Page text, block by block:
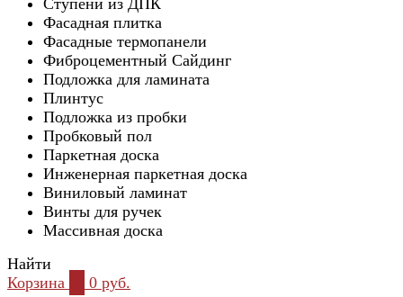
Ступени из ДПК
Фасадная плитка
Фасадные термопанели
Фиброцементный Сайдинг
Подложка для ламината
Плинтус
Подложка из пробки
Пробковый пол
Паркетная доска
Инженерная паркетная доска
Виниловый ламинат
Винты для ручек
Массивная доска
Найти
Корзина
0 руб.